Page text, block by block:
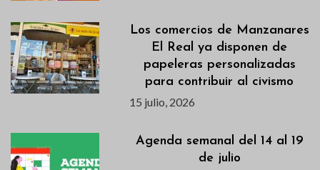
Los comercios de Manzanares
El Real ya disponen de
papeleras personalizadas
para contribuir al civismo
15 julio, 2026
Agenda semanal del 14 al 19
de julio